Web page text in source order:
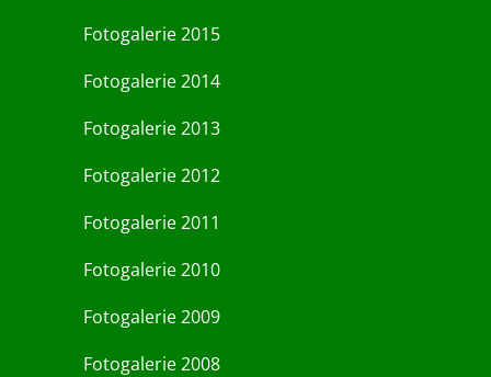
Fotogalerie 2015
Fotogalerie 2014
Fotogalerie 2013
Fotogalerie 2012
Fotogalerie 2011
Fotogalerie 2010
Fotogalerie 2009
Fotogalerie 2008